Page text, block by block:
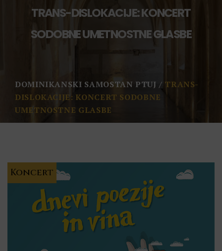
TRANS-DISLOKACIJE: KONCERT
SODOBNE UMETNOSTNE GLASBE
DOMINIKANSKI SAMOSTAN PTUJ
TRANS-
DISLOKACIJE: KONCERT SODOBNE
UMETNOSTNE GLASBE
Koncert